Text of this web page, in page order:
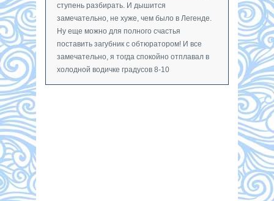
ступень разбирать. И дышится
замечательно, не хуже, чем было в Легенде.
Ну еще можно для полного счастья
поставить загубник с обтюратором! И все
замечательно, я тогда спокойно отплавал в
холодной водичке градусов 8-10